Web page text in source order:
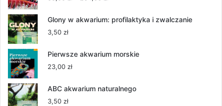
od
Glony w akwarium: profilaktyka i zwalczanie
3,50 zł
Pierwsze akwarium morskie
23,00 zł
ABC akwarium naturalnego
3,50 zł